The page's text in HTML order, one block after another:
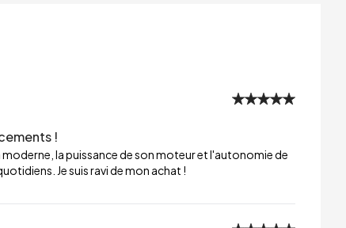
!
la puissance de son moteur et l'autonomie de
Je suis ravi de mon achat !